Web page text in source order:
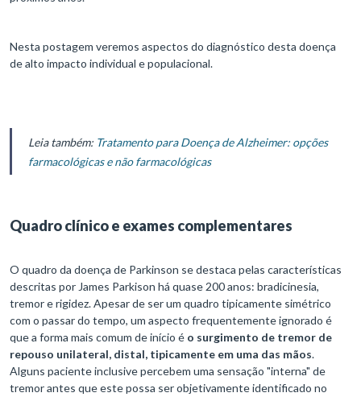
Nesta postagem veremos aspectos do diagnóstico desta doença
de alto impacto individual e populacional.
Leia também: Tratamento para Doença de Alzheimer: opções
farmacológicas e não farmacológicas
Quadro clínico e exames complementares
O quadro da doença de Parkinson se destaca pelas características
descritas por James Parkison há quase 200 anos: bradicinesia,
tremor e rigidez. Apesar de ser um quadro tipicamente simétrico
com o passar do tempo, um aspecto frequentemente ignorado é
que a forma mais comum de início é o surgimento de tremor de
repouso unilateral, distal, tipicamente em uma das mãos.
Alguns paciente inclusive percebem uma sensação "interna" de
tremor antes que este possa ser objetivamente identificado no